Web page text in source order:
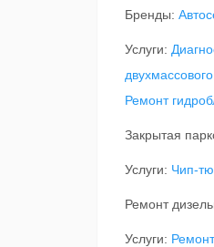
Бренды:
Услуги:
Ремонт
Закрытая
Услуги: Чип-
Ремонт
Услуги: